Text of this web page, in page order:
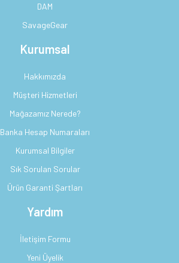
DAM
SavageGear
Kurumsal
Hakkımızda
Müşteri Hizmetleri
Mağazamız Nerede?
Banka Hesap Numaraları
Kurumsal Bilgiler
Sık Sorulan Sorular
Ürün Garanti Şartları
Yardım
İletişim Formu
Yeni Üyelik